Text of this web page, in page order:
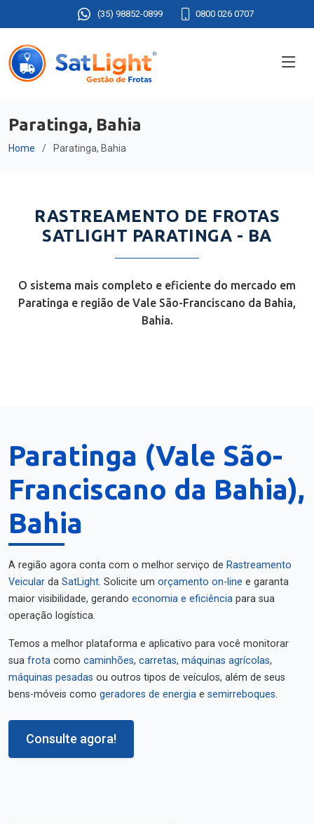
(35) 98852-0899 0800 026 0707
Paratinga, Bahia
Home Paratinga, Bahia
RASTREAMENTO DE FROTAS
SATLIGHT PARATINGA - BA
O sistema mais completo e eficiente do mercado em
Paratinga e região de Vale São-Franciscano da Bahia,
Bahia.
Paratinga (Vale São-
Franciscano da Bahia),
Bahia
A região agora conta com o melhor serviço de Rastreamento
Veicular da SatLight. Solicite um orçamento on-line e garanta
maior visibilidade, gerando economia e eficiência para sua
operação logística.
Temos a melhor plataforma e aplicativo para você monitorar
sua frota como caminhões, carretas, máquinas agrícolas,
máquinas pesadas ou outros tipos de veículos, além de seus
bens-móveis como geradores de energia e semirreboques.
Consulte agora!